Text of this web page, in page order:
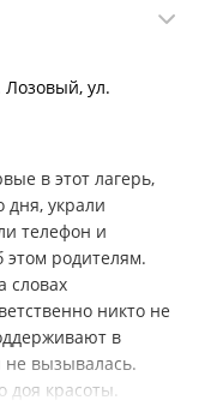
не ранее чем за 3
о рождении;
осуществляется за
уточняется отдельно;
отдельно.
ул.
в этот лагерь,
дня, украли
телефон и
родителям.
словах
никто не
в
вызывалась.
доя красоты.